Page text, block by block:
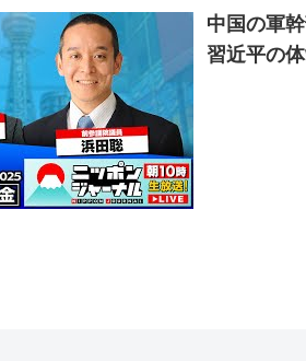
中国の軍
習近平の